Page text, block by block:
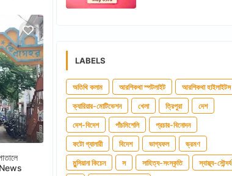
News
LABELS
অতিথি কলাম আরশিকথা স্পটলাইট আরশিকথা হাইলাইটস
ক্যারিয়ার-মোটিভেশন খেলা ত্রিপুরা দেশ
দেশ-বিদেশ পাঁচমিশেলি প্রচার-বিনোদন
ফটো গ্যালারী বিদেশ ভাগ্যফল ভ্রমণ
মুন্সিয়ানা কিচেন স সাহিত্য-সংস্কৃতি স্বাস্থ্য-সৌন্দর্য